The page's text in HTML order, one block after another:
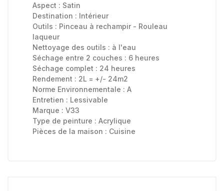
Aspect : Satin
Destination : Intérieur
Outils : Pinceau à rechampir - Rouleau
laqueur
Nettoyage des outils : à l'eau
Séchage entre 2 couches : 6 heures
Séchage complet : 24 heures
Rendement : 2L = +/- 24m2
Norme Environnementale : A
Entretien : Lessivable
Marque : V33
Type de peinture : Acrylique
Pièces de la maison : Cuisine